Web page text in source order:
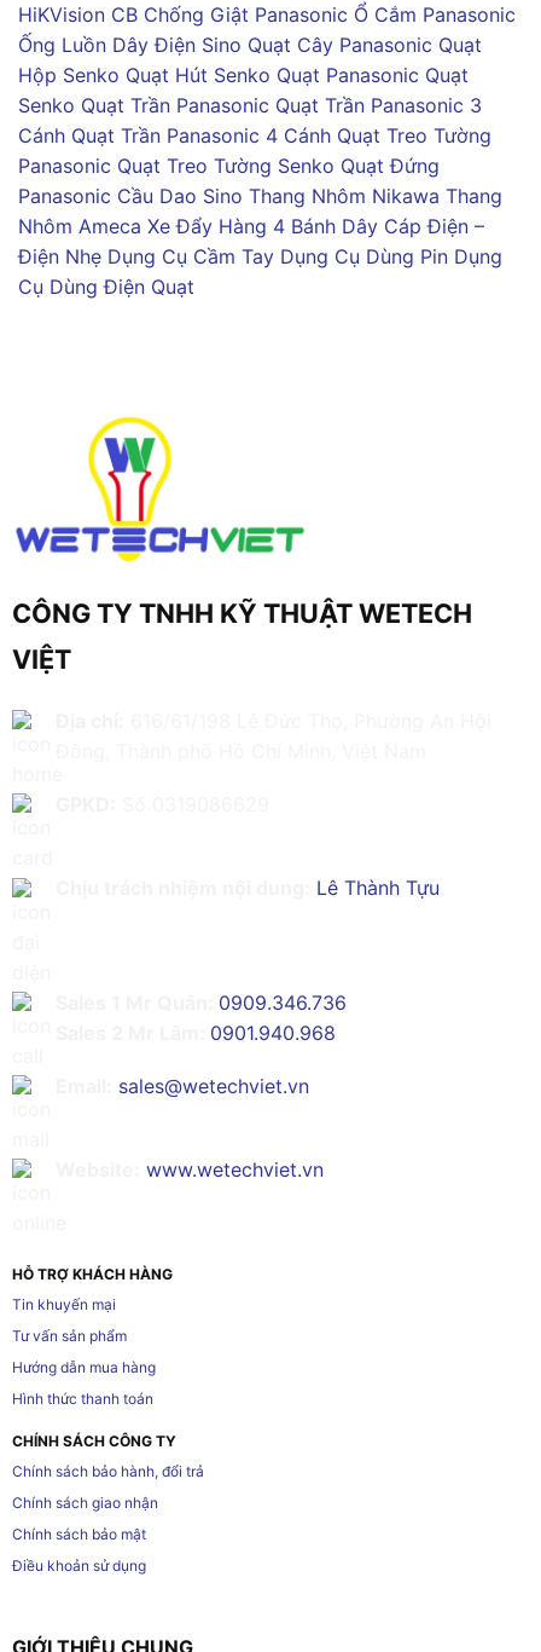
HiKVision CB Chống Giật Panasonic Ổ Cắm Panasonic
Ống Luồn Dây Điện Sino Quạt Cây Panasonic Quạt
Hộp Senko Quạt Hút Senko Quạt Panasonic Quạt
Senko Quạt Trần Panasonic Quạt Trần Panasonic 3
Cánh Quạt Trần Panasonic 4 Cánh Quạt Treo Tường
Panasonic Quạt Treo Tường Senko Quạt Đứng
Panasonic Cầu Dao Sino Thang Nhôm Nikawa Thang
Nhôm Ameca Xe Đẩy Hàng 4 Bánh Dây Cáp Điện –
Điện Nhẹ Dụng Cụ Cầm Tay Dụng Cụ Dùng Pin Dụng
Cụ Dùng Điện Quạt
CÔNG TY TNHH KỸ THUẬT WETECH
VIỆT
Lê Thành Tựu
0909.346.736
0901.940.968
sales@wetechviet.vn
www.wetechviet.vn
HỖ TRỢ KHÁCH HÀNG
Tin khuyến mại
Tư vấn sản phẩm
Hướng dẫn mua hàng
Hình thức thanh toán
CHÍNH SÁCH CÔNG TY
Chính sách bảo hành, đổi trả
Chính sách giao nhận
Chính sách bảo mật
Điều khoản sử dụng
GIỚI THIỆU CHUNG